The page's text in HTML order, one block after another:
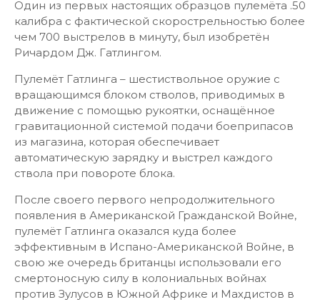
Один из первых настоящих образцов пулемёта .50
калибра с фактической скорострельностью более
чем 700 выстрелов в минуту, был изобретён
Ричардом Дж. Гатлингом.
Пулемёт Гатлинга – шестиствольное оружие с
вращающимся блоком стволов, приводимых в
движение с помощью рукоятки, оснащённое
гравитационной системой подачи боеприпасов
из магазина, которая обеспечивает
автоматическую зарядку и выстрел каждого
ствола при повороте блока.
После своего первого непродолжительного
появления в Американской Гражданской Войне,
пулемёт Гатлинга оказался куда более
эффективным в Испано-Американской Войне, в
свою же очередь британцы использовали его
смертоносную силу в колониальных войнах
против Зулусов в Южной Африке и Махдистов в